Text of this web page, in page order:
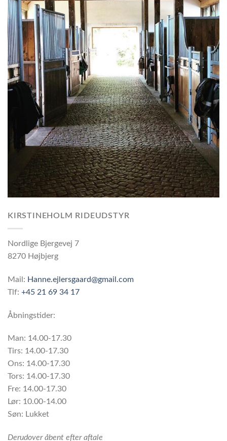
KIRSTINEHOLM RIDEUDSTYR
Nordlige Bjergevej 7
8270 Højbjerg
Mail: Hanne.ejlersgaard@gmail.com
Tlf: +45 21 69 34 17
Åbningstider:
Man: 14.00-17.30
Tirs: 14.00-17.30
Ons: 14.00-17.30
Tors: 14.00-17.30
Fre: 14.00-17.30
Lør: 10.00-14.00
Søn: Lukket
Derudover åbent efter aftale